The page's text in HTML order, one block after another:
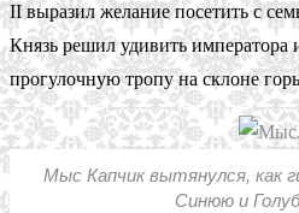
II выразил желание посетить с
Князь решил удивить императора
прогулочную тропу на склоне
Мыс Капчик вытянулся, как
Синюю и